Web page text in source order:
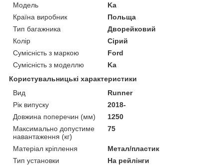
Модель
Ka
Країна виробник
Польща
Тип багажника
Дворейковий
Колір
Сірий
Сумісність з маркою
Ford
Сумісність з моделлю
Ka
Користувальницькі характеристики
Вид
Runner
Рік випуску
2018-
Довжина поперечин (мм)
1250
Максимально допустиме
навантаження (кг)
75
Матеріал кріплення
Метал/пластик
Тип установки
На рейлінги